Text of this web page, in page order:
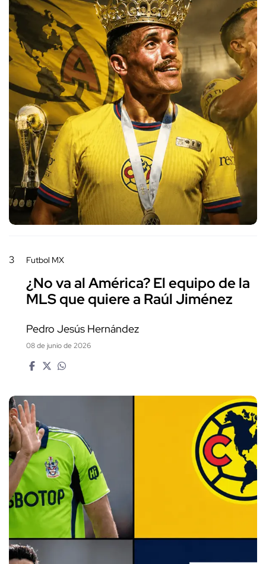
3 Futbol MX
¿No va al América? El equipo de la
MLS que quiere a Raúl Jiménez
Pedro Jesús Hernández
08 de junio de 2026